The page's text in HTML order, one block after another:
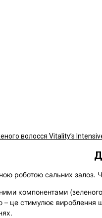
волосся Vitality’s
роботою сальних
компонентами
це стимулює вироблення